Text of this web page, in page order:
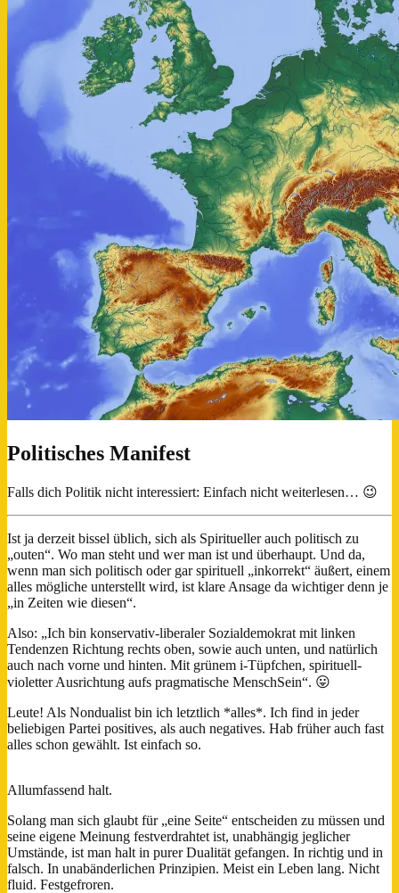
Politisches Manifest
Falls dich Politik nicht interessiert: Einfach nicht weiterlesen… 😉
Ist ja derzeit bissel üblich, sich als Spiritueller auch politisch zu
„outen“. Wo man steht und wer man ist und überhaupt. Und da,
wenn man sich politisch oder gar spirituell „inkorrekt“ äußert, einem
alles mögliche unterstellt wird, ist klare Ansage da wichtiger denn je
„in Zeiten wie diesen“.
Also: „Ich bin konservativ-liberaler Sozialdemokrat mit linken
Tendenzen Richtung rechts oben, sowie auch unten, und natürlich
auch nach vorne und hinten. Mit grünem i-Tüpfchen, spirituell-
violetter Ausrichtung aufs pragmatische MenschSein“. 😛
Leute! Als Nondualist bin ich letztlich *alles*. Ich find in jeder
beliebigen Partei positives, als auch negatives. Hab früher auch fast
alles schon gewählt. Ist einfach so.
Allumfassend halt.
Solang man sich glaubt für „eine Seite“ entscheiden zu müssen und
seine eigene Meinung festverdrahtet ist, unabhängig jeglicher
Umstände, ist man halt in purer Dualität gefangen. In richtig und in
falsch. In unabänderlichen Prinzipien. Meist ein Leben lang. Nicht
fluid. Festgefroren.